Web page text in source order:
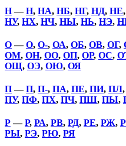
Н—Н, НА, НБ, НГ, НД, НЕ,
НУ, НХ, НЧ, НЫ, НЬ, НЭ,
О—О, О-, ОА, ОБ, ОВ, ОГ,
ОМ, ОН, ОО, ОП, ОР, ОС,
ОЩ, ОЭ, ОЮ, ОЯ
П—П, П-, ПА, ПЕ, ПИ, ПЛ,
ПУ, ПФ, ПХ, ПЧ, ПШ, ПЫ,
Р—Р, РА, РВ, РД, РЕ, РЖ,
РЫ, РЭ, РЮ, РЯ